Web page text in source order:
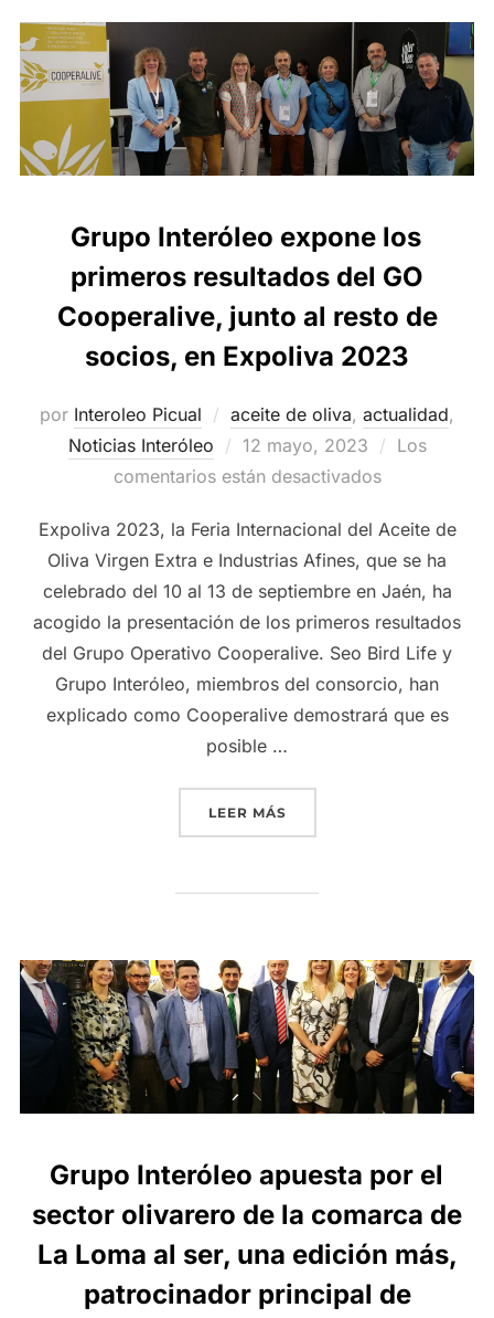
Grupo Interóleo expone los
primeros resultados del GO
Cooperalive, junto al resto de
socios, en Expoliva 2023
por Interoleo Picual aceite de oliva, actualidad,
Noticias Interóleo
Publicado
el
12 mayo, 2023
Los
comentarios están desactivados
Expoliva 2023, la Feria Internacional del Aceite de
Oliva Virgen Extra e Industrias Afines, que se ha
celebrado del 10 al 13 de septiembre en Jaén, ha
acogido la presentación de los primeros resultados
del Grupo Operativo Cooperalive. Seo Bird Life y
Grupo Interóleo, miembros del consorcio, han
explicado como Cooperalive demostrará que es
posible …
LEER MÁS«GRUPO INTERÓLEO
Grupo Interóleo apuesta por el
sector olivarero de la comarca de
La Loma al ser, una edición más,
patrocinador principal de